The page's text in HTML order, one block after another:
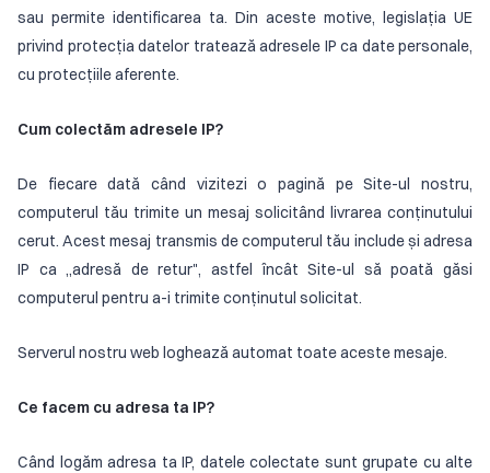
sau permite identificarea ta. Din aceste motive, legislația UE
privind protecția datelor tratează adresele IP ca date personale,
cu protecțiile aferente.
Cum colectăm adresele IP?
De fiecare dată când vizitezi o pagină pe Site-ul nostru,
computerul tău trimite un mesaj solicitând livrarea conținutului
cerut. Acest mesaj transmis de computerul tău include și adresa
IP ca „adresă de retur", astfel încât Site-ul să poată găsi
computerul pentru a-i trimite conținutul solicitat.
Serverul nostru web loghează automat toate aceste mesaje.
Ce facem cu adresa ta IP?
Când logăm adresa ta IP, datele colectate sunt grupate cu alte